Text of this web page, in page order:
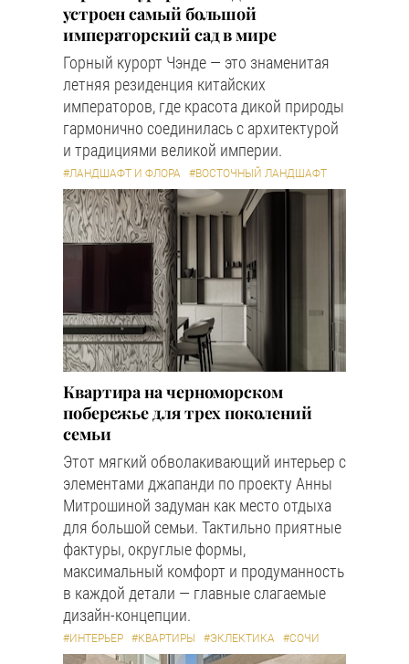
устроен самый большой
императорский сад в мире
Горный курорт Чэнде — это знаменитая
летняя резиденция китайских
императоров, где красота дикой природы
гармонично соединилась с архитектурой
и традициями великой империи.
#ЛАНДШАФТ И ФЛОРА #ВОСТОЧНЫЙ ЛАНДШАФТ
Квартира на черноморском
побережье для трех поколений
семьи
Этот мягкий обволакивающий интерьер с
элементами джапанди по проекту Анны
Митрошиной задуман как место отдыха
для большой семьи. Тактильно приятные
фактуры, округлые формы,
максимальный комфорт и продуманность
в каждой детали — главные слагаемые
дизайн-концепции.
#ИНТЕРЬЕР #КВАРТИРЫ #ЭКЛЕКТИКА #СОЧИ